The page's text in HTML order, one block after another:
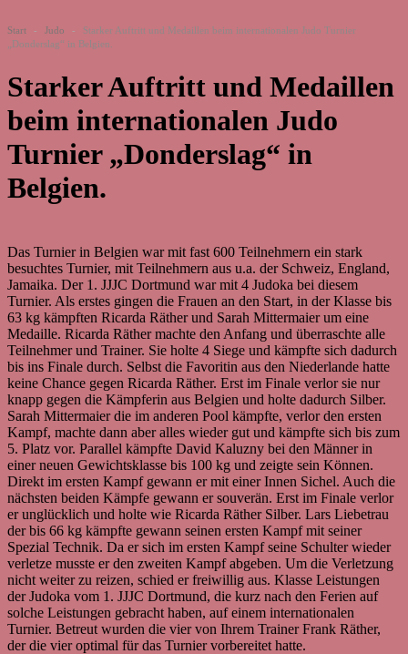
Start - Judo -
Starker Auftritt und Medaillen beim internationalen Judo Turnier
„Donderslag“ in Belgien.
Starker Auftritt und Medaillen
beim internationalen Judo
Turnier „Donderslag“ in
Belgien.
Das Turnier in Belgien war mit fast 600 Teilnehmern ein stark
besuchtes Turnier, mit Teilnehmern aus u.a. der Schweiz, England,
Jamaika. Der 1. JJJC Dortmund war mit 4 Judoka bei diesem
Turnier. Als erstes gingen die Frauen an den Start, in der Klasse bis
63 kg kämpften Ricarda Räther und Sarah Mittermaier um eine
Medaille. Ricarda Räther machte den Anfang und überraschte alle
Teilnehmer und Trainer. Sie holte 4 Siege und kämpfte sich dadurch
bis ins Finale durch. Selbst die Favoritin aus den Niederlande hatte
keine Chance gegen Ricarda Räther. Erst im Finale verlor sie nur
knapp gegen die Kämpferin aus Belgien und holte dadurch Silber.
Sarah Mittermaier die im anderen Pool kämpfte, verlor den ersten
Kampf, machte dann aber alles wieder gut und kämpfte sich bis zum
5. Platz vor. Parallel kämpfte David Kaluzny bei den Männer in
einer neuen Gewichtsklasse bis 100 kg und zeigte sein Können.
Direkt im ersten Kampf gewann er mit einer Innen Sichel. Auch die
nächsten beiden Kämpfe gewann er souverän. Erst im Finale verlor
er unglücklich und holte wie Ricarda Räther Silber. Lars Liebetrau
der bis 66 kg kämpfte gewann seinen ersten Kampf mit seiner
Spezial Technik. Da er sich im ersten Kampf seine Schulter wieder
verletze musste er den zweiten Kampf abgeben. Um die Verletzung
nicht weiter zu reizen, schied er freiwillig aus. Klasse Leistungen
der Judoka vom 1. JJJC Dortmund, die kurz nach den Ferien auf
solche Leistungen gebracht haben, auf einem internationalen
Turnier. Betreut wurden die vier von Ihrem Trainer Frank Räther,
der die vier optimal für das Turnier vorbereitet hatte.